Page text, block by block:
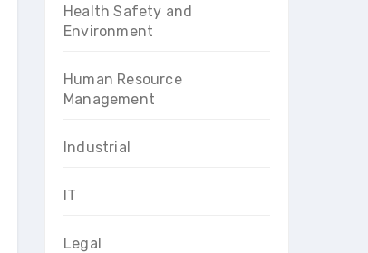
Health Safety and
Environment
Human Resource
Management
Industrial
IT
Legal